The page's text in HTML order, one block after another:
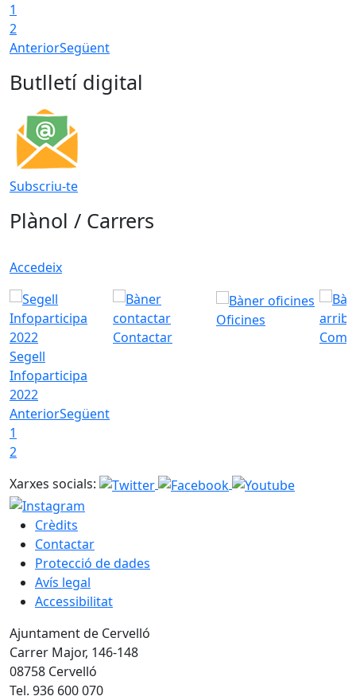
1
2
AnteriorSegüent
Butlletí digital
Subscriu-te
Plànol / Carrers
Accedeix
Segell
Infoparticipa
2022
Contactar
Oficines
Com
AnteriorSegüent
1
2
Xarxes socials:
Crèdits
Contactar
Protecció de dades
Avís legal
Accessibilitat
Ajuntament de Cervelló
Carrer Major, 146-148
08758 Cervelló
Tel. 936 600 070